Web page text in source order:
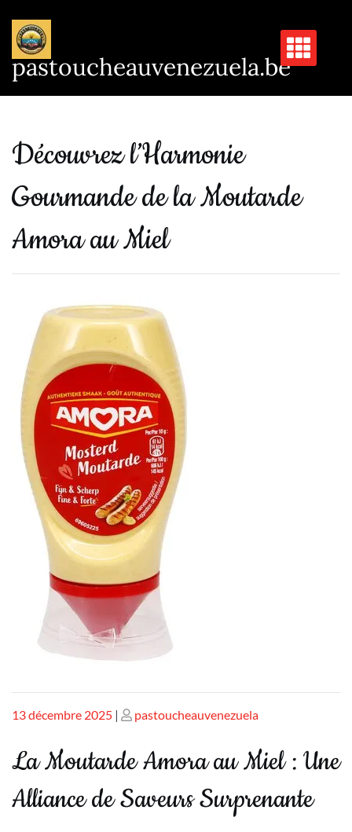
contenu
pastoucheauvenezuela.be
Découvrez l’Harmonie
Gourmande de la Moutarde
Amora au Miel
Publié
13 décembre 2025 | Publié
pastoucheauvenezuela
La Moutarde Amora au Miel : Une
Alliance de Saveurs Surprenante